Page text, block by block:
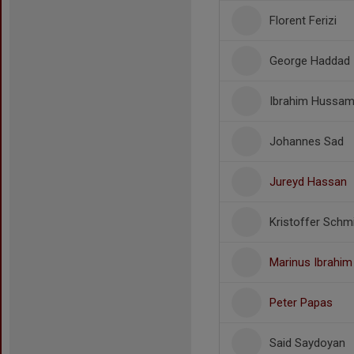
Florent Ferizi
George Haddad
Ibrahim Hussam
Johannes Sad
Jureyd Hassan
Kristoffer
Marinus Ibrahim
Peter Papas
Said Saydoyan